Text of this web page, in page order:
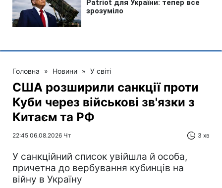
Головна » Новини » У світі
США розширили санкції проти
Куби через військові зв'язки з
Китаєм та РФ
22:45 06.08.2026 Чт 3 хв
У санкційний список увійшла й особа,
причетна до вербування кубинців на
війну в Україну